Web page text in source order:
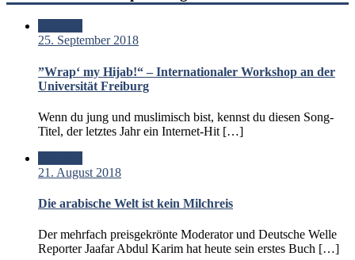
25. September 2018
”Wrap‘ my Hijab!“ – Internationaler Workshop an der
Universität Freiburg
Wenn du jung und muslimisch bist, kennst du diesen Song-
Titel, der letztes Jahr ein Internet-Hit […]
21. August 2018
Die arabische Welt ist kein Milchreis
Der mehrfach preisgekrönte Moderator und Deutsche Welle
Reporter Jaafar Abdul Karim hat heute sein erstes Buch […]